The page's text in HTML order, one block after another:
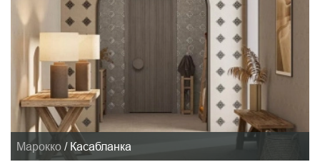
Марокко / Касабланка